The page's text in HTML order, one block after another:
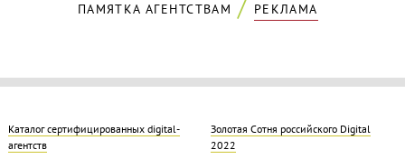
ПАМЯТКА АГЕНТСТВАМ
РЕКЛАМА
Каталог сертифицированных digital-
агентств
Золотая Cотня российского Digital
2022